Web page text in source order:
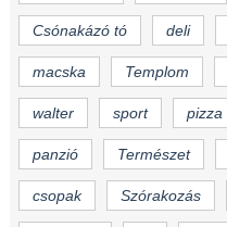
Csónakázó tó deli
macska Templom
walter sport pizza
panzió Természet
csopak Szórakozás